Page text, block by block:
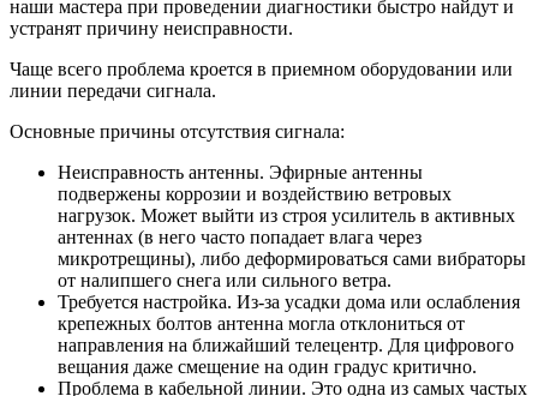
наши мастера при проведении диагностики быстро найдут и
устранят причину неисправности.
Чаще всего проблема кроется в приемном оборудовании или
линии передачи сигнала.
Основные причины отсутствия сигнала:
Неисправность антенны. Эфирные антенны
подвержены коррозии и воздействию ветровых
нагрузок. Может выйти из строя усилитель в активных
антеннах (в него часто попадает влага через
микротрещины), либо деформироваться сами вибраторы
от налипшего снега или сильного ветра.
Требуется настройка. Из-за усадки дома или ослабления
крепежных болтов антенна могла отклониться от
направления на ближайший телецентр. Для цифрового
вещания даже смещение на один градус критично.
Проблема в кабельной линии. Это одна из самых частых